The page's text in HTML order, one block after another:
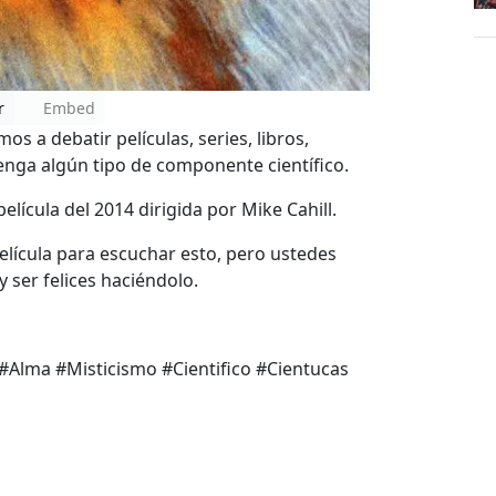
Embed
a debatir películas, series, libros,
algún tipo de componente científico.
del 2014 dirigida por Mike Cahill.
para escuchar esto, pero ustedes
ser felices haciéndolo.
#Misticismo #Cientifico #Cientucas